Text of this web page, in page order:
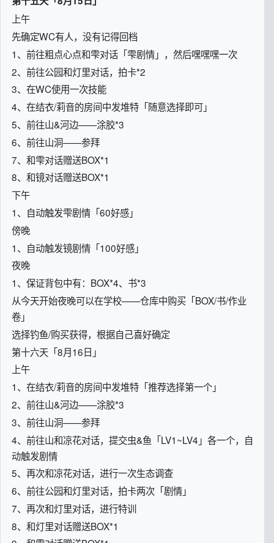
上午
先确定WC有人，没有记得回档
1、前往粗点心点和雫对话「雫剧情」，然后嘿嘿嘿一次
2、前往公园和灯里对话，拍卡*2
3、在WC使用一次技能
4、在结衣/莉音的房间中发堆特「随意选择即可」
5、前往山&河边——涂胶*3
6、前往山洞——参拜
7、和雫对话赠送BOX*1
8、和镜对话赠送BOX*1
下午
1、自动触发雫剧情「60好感」
傍晚
1、自动触发镜剧情「100好感」
夜晚
1、保证背包中有：BOX*4、书*3
从今天开始夜晚可以在学校——仓库中购买「BOX/书/作业
卷」
选择钓鱼/购买获得，根据自己喜好确定
第十六天「8月16日」
上午
1、在结衣/莉音的房间中发堆特「推荐选择第一个」
2、前往山&河边——涂胶*3
3、前往山洞——参拜
4、前往山和凉花对话，提交虫&鱼「LV1~LV4」各一个，自
动触发剧情
5、再次和凉花对话，进行一次生态调查
6、前往公园和灯里对话，拍卡两次「剧情」
7、再次和灯里对话，进行特训
8、和灯里对话赠送BOX*1